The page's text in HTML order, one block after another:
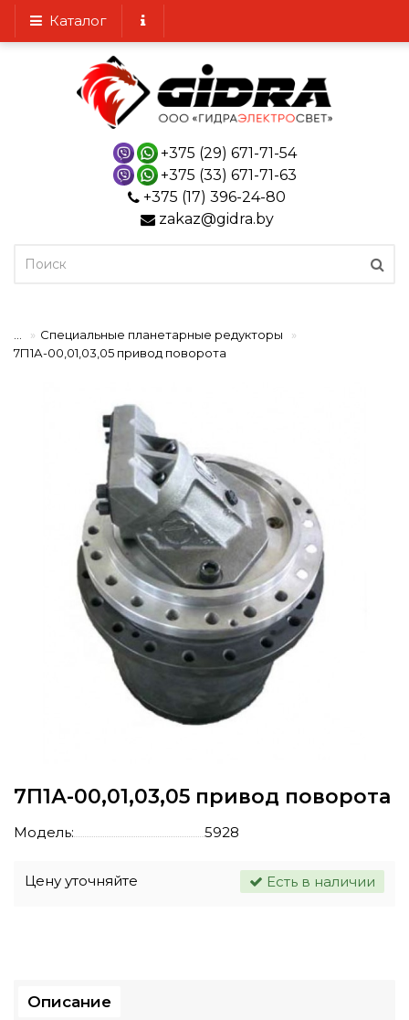
Каталог
+375 (29) 671-71-54
+375 (33) 671-71-63
+375 (17) 396-24-80
zakaz@gidra.by
Специальные планетарные редукторы
7П1А-00,01,03,05 привод поворота
7П1А-00,01,03,05 привод поворота
Модель: 5928
Цену уточняйте Есть в наличии
Описание